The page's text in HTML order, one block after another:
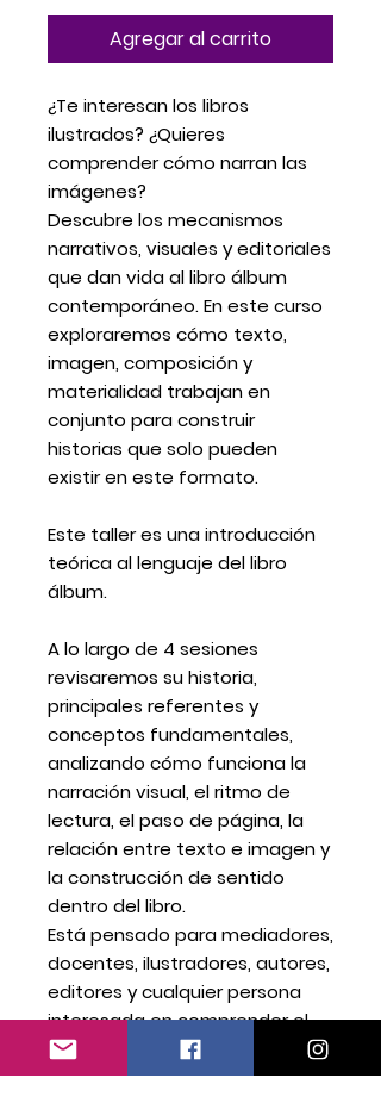
Agregar al carrito
¿Te interesan los libros
ilustrados? ¿Quieres
comprender cómo narran las
imágenes?
Descubre los mecanismos
narrativos, visuales y editoriales
que dan vida al libro álbum
contemporáneo. En este curso
exploraremos cómo texto,
imagen, composición y
materialidad trabajan en
conjunto para construir
historias que solo pueden
existir en este formato.
Este taller es una introducción
teórica al lenguaje del libro
álbum.
A lo largo de 4 sesiones
revisaremos su historia,
principales referentes y
conceptos fundamentales,
analizando cómo funciona la
narración visual, el ritmo de
lectura, el paso de página, la
relación entre texto e imagen y
la construcción de sentido
dentro del libro.
Está pensado para mediadores,
docentes, ilustradores, autores,
editores y cualquier persona
interesada en comprender el
libro álbum desde una mirada
crítica y estética.